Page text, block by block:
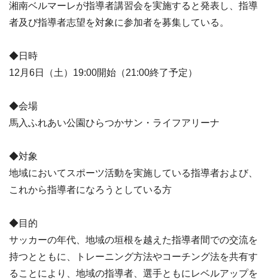
湘南ベルマーレが指導者講習会を実施すると発表し、指導
者及び指導者志望を対象に参加者を募集している。
◆日時
12月6日（土）19:00開始（21:00終了予定）
◆会場
馬入ふれあい公園ひらつかサン・ライフアリーナ
◆対象
地域においてスポーツ活動を実施している指導者および、
これから指導者になろうとしている方
◆目的
サッカーの年代、地域の垣根を越えた指導者間での交流を
持つとともに、トレーニング方法やコーチング法を共有す
ることにより、地域の指導者、選手ともにレベルアップを